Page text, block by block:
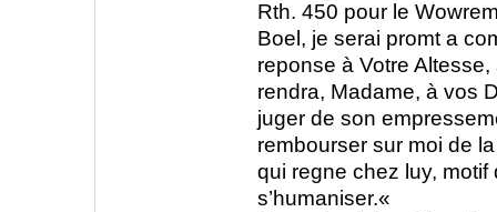
Rth. 450 pour le
Boel, je serai promt a
reponse à Votre Altesse,
rendra, Madame, à vos
juger de son
rembourser sur moi de
qui regne chez luy, motif
s’humaniser.«